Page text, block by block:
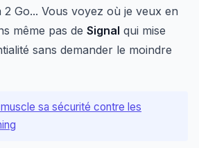
Go... Vous voyez où je veux en
même pas de Signal qui mise
sans demander le moindre
muscle sa sécurité contre les